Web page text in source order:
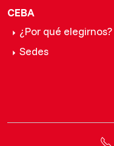
CEBA
¿Por qué elegirnos?
Sedes